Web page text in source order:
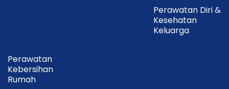
Perawatan Diri &
Kesehatan
Keluarga
Perawatan
Kebersihan
Rumah